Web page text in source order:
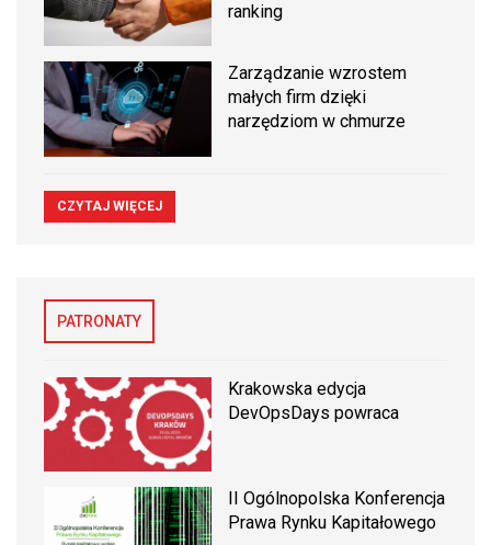
ranking
Zarządzanie wzrostem
małych firm dzięki
narzędziom w chmurze
CZYTAJ WIĘCEJ
PATRONATY
Krakowska edycja
DevOpsDays powraca
II Ogólnopolska Konferencja
Prawa Rynku Kapitałowego